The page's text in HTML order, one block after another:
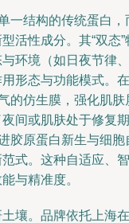
一结构的传统蛋白，
活性成分。其“双态”
环境（如日夜节律、
形态与功能模式。在
的仿生膜，强化肌肤
间或肌肤处于修复期
胶原蛋白新生与细胞
式。这种自适应、智
与精准度。
壤。品牌依托上海在